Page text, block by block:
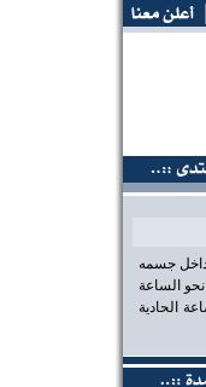
عين على
داخل جسمه
الساعة
الحادية